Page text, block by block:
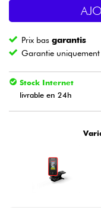
Batteries &
Vents
Violons &
Eveil Musical
HiFi
Prix basgarantis
Garantie
Stock Internet
livrable en 24h